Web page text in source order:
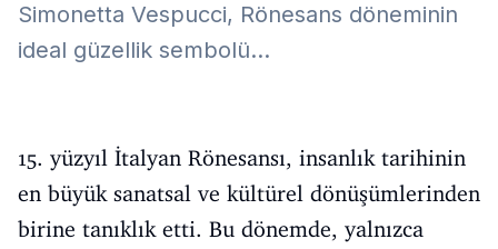
Simonetta Vespucci, Rönesans döneminin
ideal güzellik sembolü...
15. yüzyıl İtalyan Rönesansı, insanlık tarihinin
en büyük sanatsal ve kültürel dönüşümlerinden
birine tanıklık etti. Bu dönemde, yalnızca